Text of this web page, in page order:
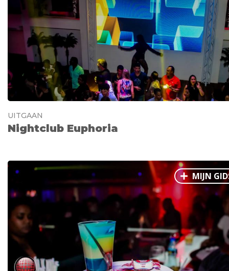
UITGAAN
Nightclub Euphoria
MIJN